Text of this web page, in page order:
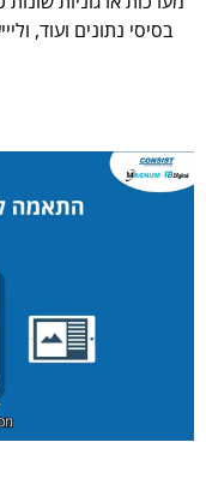
בסיסי נתונים ועוד,